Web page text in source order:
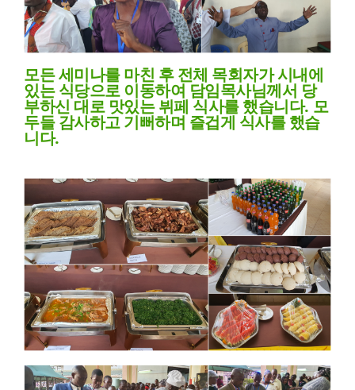
모든 세미나를 마친 후 전체 목회자가 시내에
있는 식당으로 이동하여 담임목사님께서 당
부하신 대로 맛있는 뷔페 식사를 했습니다.모
두들 감사하고 기뻐하며 즐겁게 식사를 했습
니다.